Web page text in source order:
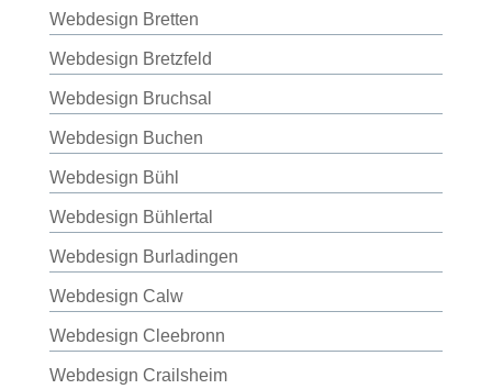
Webdesign Bretten
Webdesign Bretzfeld
Webdesign Bruchsal
Webdesign Buchen
Webdesign Bühl
Webdesign Bühlertal
Webdesign Burladingen
Webdesign Calw
Webdesign Cleebronn
Webdesign Crailsheim